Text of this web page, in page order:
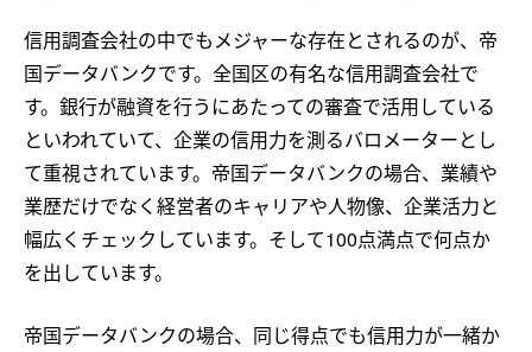
信用調査会社の中でもメジャーな存在とされるのが、帝
国データバンクです。全国区の有名な信用調査会社で
す。銀行が融資を行うにあたっての審査で活用している
といわれていて、企業の信用力を測るバロメーターとし
て重視されています。帝国データバンクの場合、業績や
業歴だけでなく経営者のキャリアや人物像、企業活力と
幅広くチェックしています。そして100点満点で何点か
を出しています。
帝国データバンクの場合、同じ得点でも信用力が一緒か